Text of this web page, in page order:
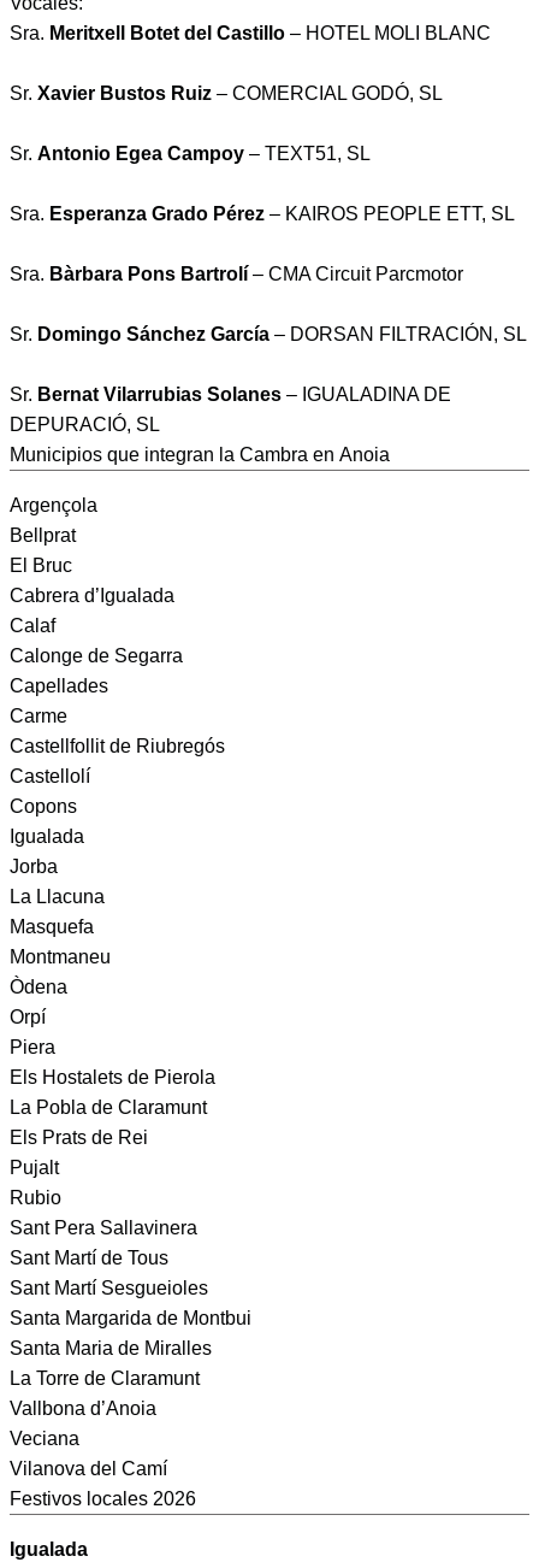
Sra. Meritxell Botet del Castillo – HOTEL MOLI BLANC
Sr. Xavier Bustos Ruiz – COMERCIAL GODÓ, SL
Sr. Antonio Egea Campoy – TEXT51, SL
Sra. Esperanza Grado Pérez – KAIROS PEOPLE ETT, SL
Sra. Bàrbara Pons Bartrolí – CMA Circuit Parcmotor
Sr. Domingo Sánchez García – DORSAN FILTRACIÓN, SL
Sr. Bernat Vilarrubias Solanes – IGUALADINA DE
DEPURACIÓ, SL
Municipios que integran la Cambra en Anoia
Argençola
Bellprat
El Bruc
Cabrera d’Igualada
Calaf
Calonge de Segarra
Capellades
Carme
Castellfollit de Riubregós
Castellolí
Copons
Igualada
Jorba
La Llacuna
Masquefa
Montmaneu
Òdena
Orpí
Piera
Els Hostalets de Pierola
La Pobla de Claramunt
Els Prats de Rei
Pujalt
Rubio
Sant Pera Sallavinera
Sant Martí de Tous
Sant Martí Sesgueioles
Santa Margarida de Montbui
Santa Maria de Miralles
La Torre de Claramunt
Vallbona d’Anoia
Veciana
Vilanova del Camí
Festivos locales 2026
Igualada